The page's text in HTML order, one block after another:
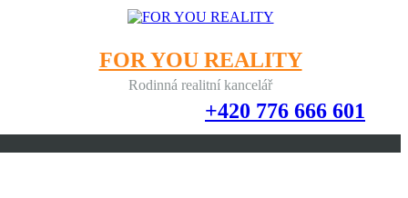
FOR YOU REALITY
Rodinná realitní kancelář
+420 776 666 601